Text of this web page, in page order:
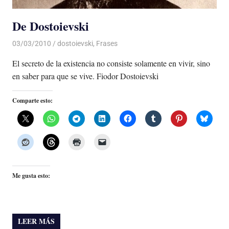
De Dostoievski
03/03/2010 Luis Castellanos
dostoievski, Frases
El secreto de la existencia no consiste solamente en vivir, sino
en saber para que se vive. Fiodor Dostoievski
Comparte esto:
Me gusta esto:
LEER MÁS